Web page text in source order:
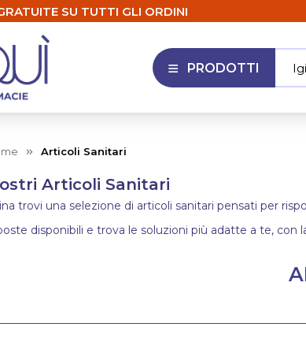
SU TUTTI GLI ORDINI
APRI MENU
PRODOTTI
Articoli Sanitari
Articoli Sanitari
trovi una selezione di articoli sanitari pensati per
disponibili e trova le soluzioni più adatte a te, con